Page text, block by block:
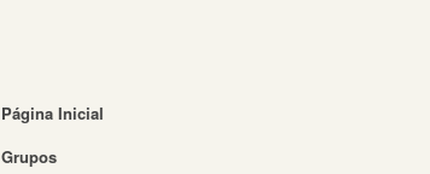
Página Inicial
Grupos